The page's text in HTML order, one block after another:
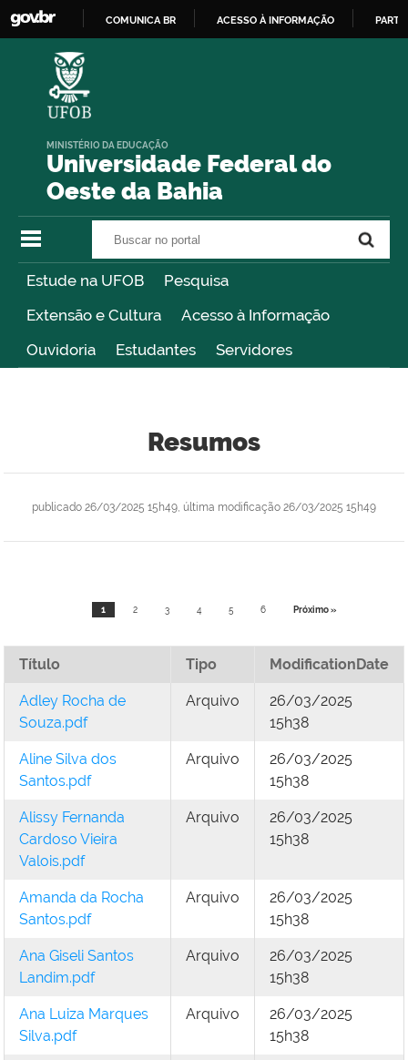
COMUNICA BR ACESSO À INFORMAÇÃO
Universidade Federal do
Oeste da Bahia
MINISTÉRIO DA EDUCAÇÃO
Estude na UFOB
Pesquisa
Extensão e Cultura
Acesso à Informação
Ouvidoria
Estudantes Servidores
Resumos
publicado 26/03/2025 15h49, última modificação 26/03/2025 15h49
1 2 3 4 5 6 Próximo »
Título Tipo ModificationDate
Adley Rocha de
Souza.pdf
Arquivo
26/03/2025
15h38
Aline Silva dos
Santos.pdf
Arquivo
26/03/2025
15h38
Alissy Fernanda
Cardoso Vieira
Valois.pdf
Arquivo
26/03/2025
15h38
Amanda da Rocha
Santos.pdf
Arquivo
26/03/2025
15h38
Ana Giseli Santos
Landim.pdf
Arquivo
26/03/2025
15h38
Ana Luiza Marques
Silva.pdf
Arquivo
26/03/2025
15h38